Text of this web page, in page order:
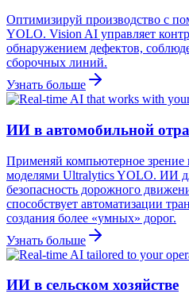
Оптимизируй производство с
YOLO. Vision AI управляет
обнаружением дефектов,
сборочных линий.
Узнать больше
ИИ в автомобильной
Применяй компьютерное зрение
моделями Ultralytics YOLO. ИИ
безопасность дорожного
способствует автоматизации
создания более «умных» дорог.
Узнать больше
ИИ в сельском хозяйстве